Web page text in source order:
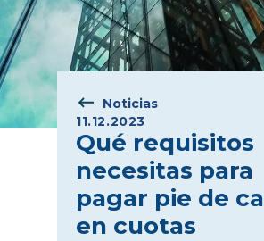
Noticias
11.12.2023
Qué requisitos
necesitas para
pagar pie de
en cuotas